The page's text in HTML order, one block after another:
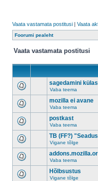
Vaata vastamata postitusi | Vaata
Foorumi pealeht
Vaata vastamata postitusi
sagedamini
Vaba teema
mozilla ei avane
Vaba teema
postkast
Vaba teema
TB (FF?)
Vigane tõlge
Vaba teema
Hõlbsustus
Vigane tõlge